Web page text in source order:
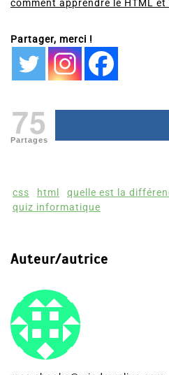
comment apprendre le HTML et
Partager, merci !
75
Partages
css html
quelle est la
quiz informatique
Auteur/autrice